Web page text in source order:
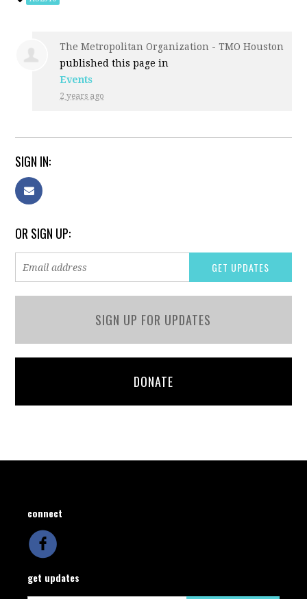
The Metropolitan Organization - TMO Houston
published this page in
Events
2 years ago
SIGN IN:
OR SIGN UP:
SIGN UP FOR UPDATES
DONATE
connect
get updates